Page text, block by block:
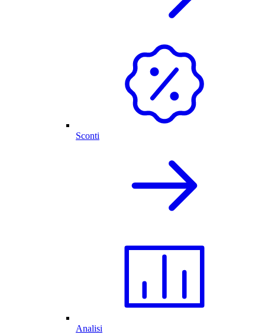
Sconti
Analisi